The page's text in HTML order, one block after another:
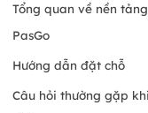
Tổng quan về nền tảng
PasGo
Hướng dẫn đặt chỗ
Câu hỏi thường gặp